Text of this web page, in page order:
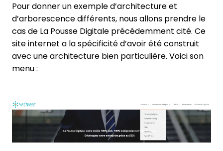
Pour donner un exemple d’architecture et
d’arborescence différents, nous allons prendre le
cas de La Pousse Digitale précédemment cité. Ce
site internet a la spécificité d’avoir été construit
avec une architecture bien particulière. Voici son
menu :